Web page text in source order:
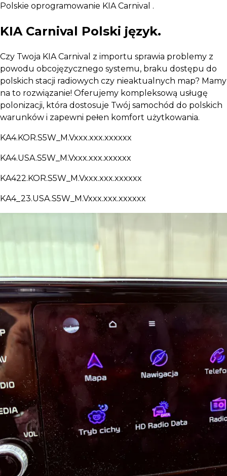
Polskie oprogramowanie KIA Carnival .
KIA Carnival Polski język.
Czy Twoja KIA Carnival z importu sprawia problemy z
powodu obcojęzycznego systemu, braku dostępu do
polskich stacji radiowych czy nieaktualnych map? Mamy
na to rozwiązanie! Oferujemy kompleksową usługę
polonizacji, która dostosuje Twój samochód do polskich
warunków i zapewni pełen komfort użytkowania.
KA4.KOR.S5W_M.Vxxx.xxx.xxxxxx
KA4.USA.S5W_M.Vxxx.xxx.xxxxxx
KA422.KOR.S5W_M.Vxxx.xxx.xxxxxx
KA4_23.USA.S5W_M.Vxxx.xxx.xxxxxx